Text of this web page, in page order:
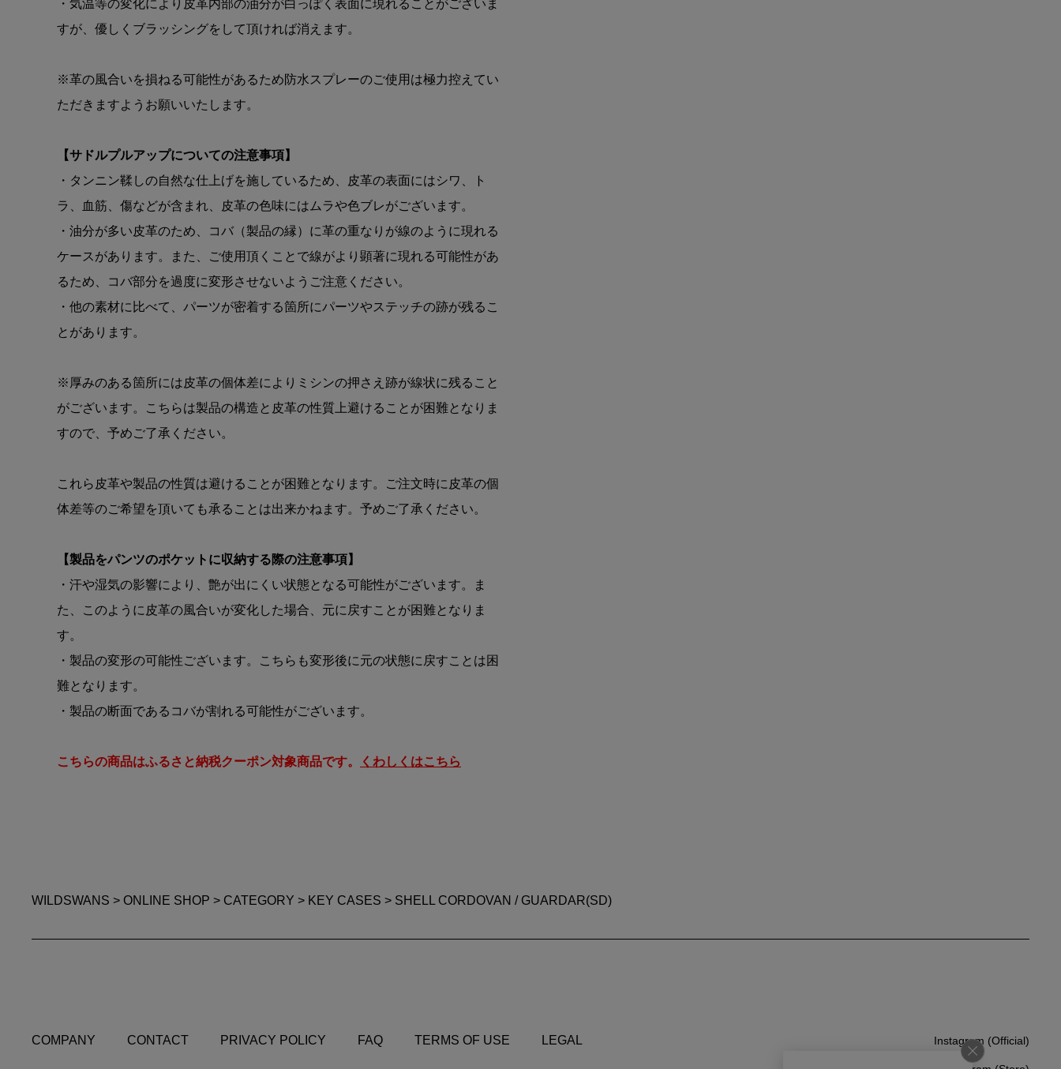
・気温等の変化により皮革内部の油分が白っぽく表面に現れることがございま
すが、優しくブラッシングをして頂ければ消えます。
※革の風合いを損ねる可能性があるため防水スプレーのご使用は極力控えてい
ただきますようお願いいたします。
【サドルプルアップについての注意事項】
・タンニン鞣しの自然な仕上げを施しているため、皮革の表面にはシワ、ト
ラ、血筋、傷などが含まれ、皮革の色味にはムラや色ブレがございます。
・油分が多い皮革のため、コバ（製品の縁）に革の重なりが線のように現れる
ケースがあります。また、ご使用頂くことで線がより顕著に現れる可能性があ
るため、コバ部分を過度に変形させないようご注意ください。
・他の素材に比べて、パーツが密着する箇所にパーツやステッチの跡が残るこ
とがあります。
※厚みのある箇所には皮革の個体差によりミシンの押さえ跡が線状に残ること
がございます。こちらは製品の構造と皮革の性質上避けることが困難となりま
すので、予めご了承ください。
これら皮革や製品の性質は避けることが困難となります。ご注文時に皮革の個
体差等のご希望を頂いても承ることは出来かねます。予めご了承ください。
【製品をパンツのポケットに収納する際の注意事項】
・汗や湿気の影響により、艶が出にくい状態となる可能性がございます。ま
た、このように皮革の風合いが変化した場合、元に戻すことが困難となりま
す。
・製品の変形の可能性ございます。こちらも変形後に元の状態に戻すことは困
難となります。
・製品の断面であるコバが割れる可能性がございます。
こちらの商品はふるさと納税クーポン対象商品です。 くわしくはこちら
WILDSWANS > ONLINE SHOP > CATEGORY > KEY CASES > SHELL CORDOVAN / GUARDAR(SD)
COMPANY
CONTACT
PRIVACY POLICY
FAQ
TERMS OF USE
LEGAL
Instagram (Official)
Instagram (Official)